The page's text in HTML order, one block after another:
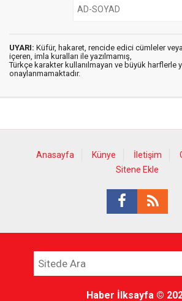
UYARI: Küfür, hakaret, rencide edici cümleler
içeren, imla kuralları ile yazılmamış,
Türkçe karakter kullanılmayan ve büyük harflerle
onaylanmamaktadır.
Anasayfa Künye İletişim
Sitene Ekle
Haber İlksayfa©